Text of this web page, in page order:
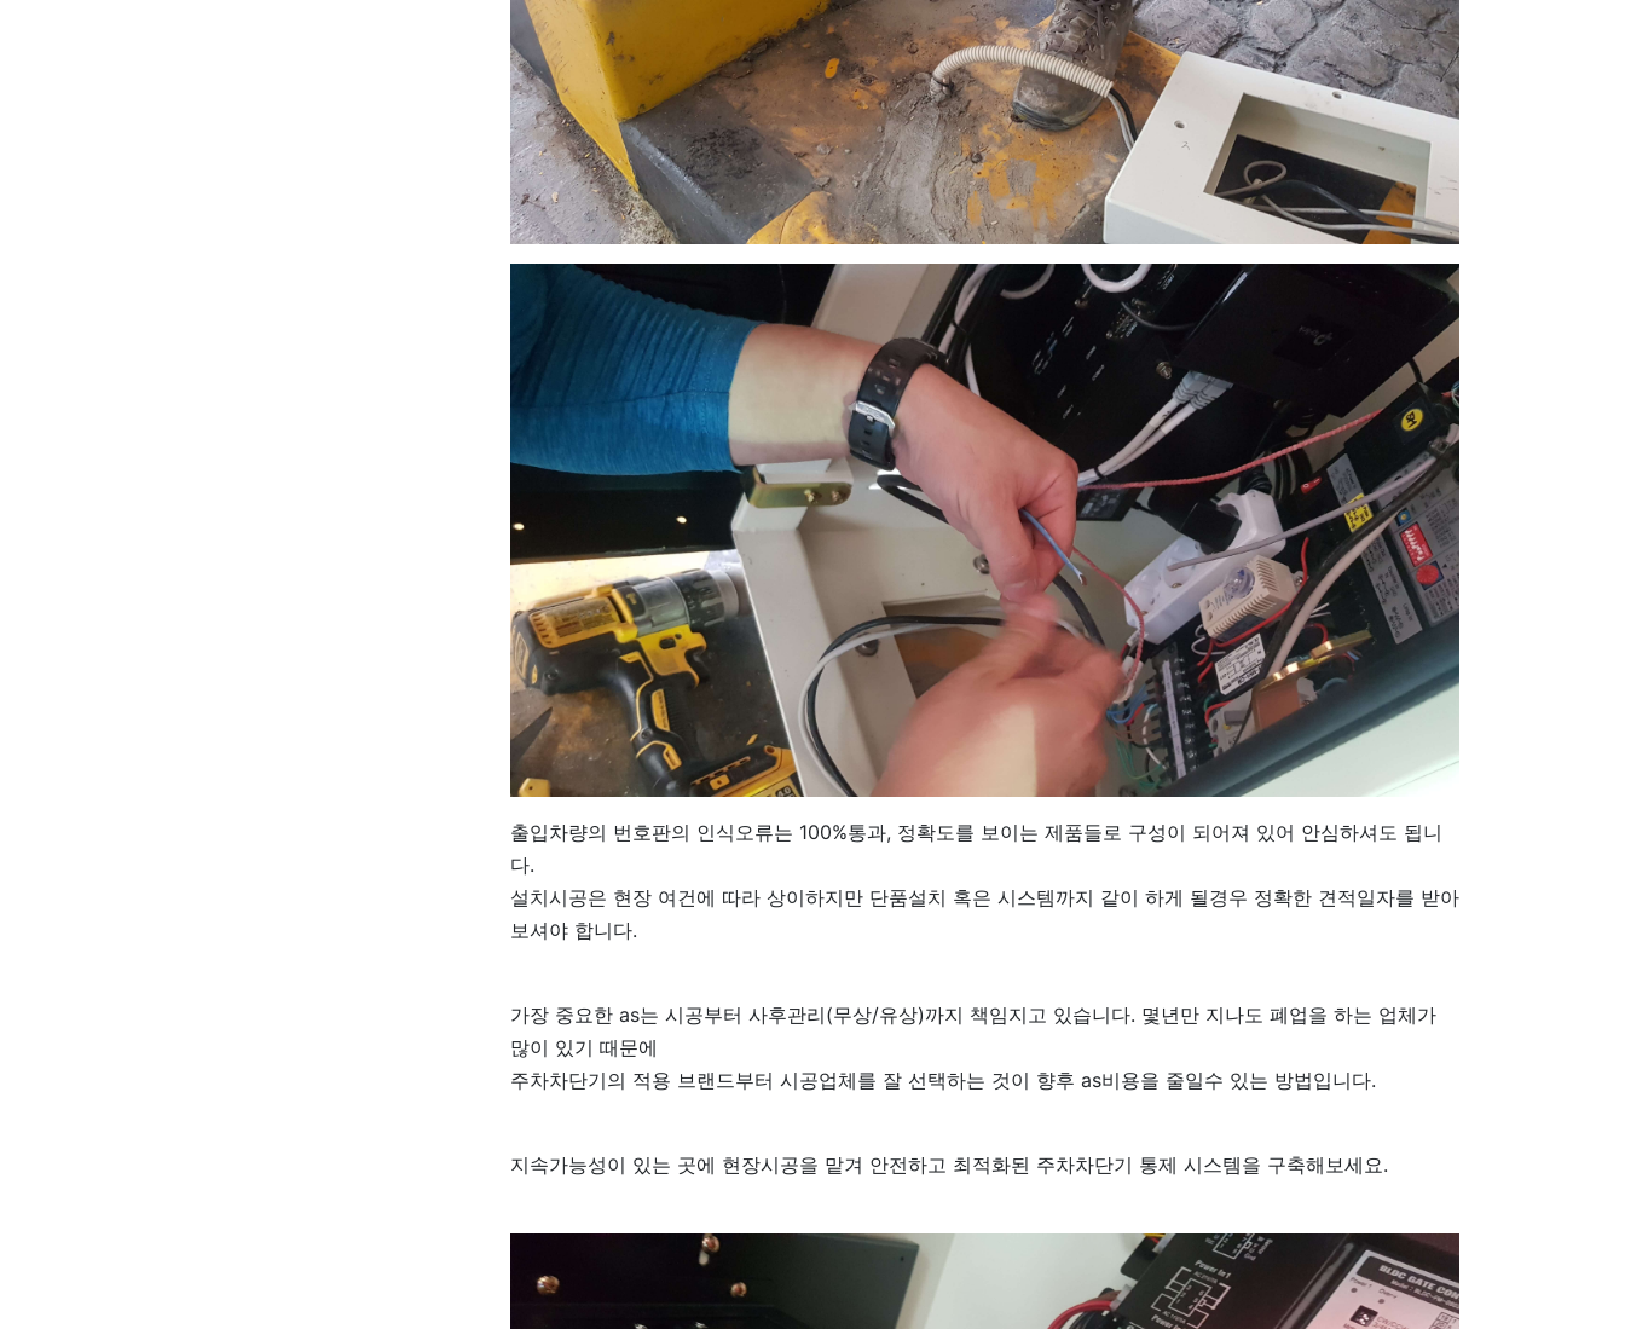
출입차량의 번호판의 인식오류는 100%통과, 정확도를 보이는 제품들로 구성이 되어져 있어 안심하셔도 됩니
다.
설치시공은 현장 여건에 따라 상이하지만 단품설치 혹은 시스템까지 같이 하게 될경우 정확한 견적일자를 받아
보셔야 합니다.
가장 중요한 as는 시공부터 사후관리(무상/유상)까지 책임지고 있습니다. 몇년만 지나도 폐업을 하는 업체가
많이 있기 때문에
주차차단기의 적용 브랜드부터 시공업체를 잘 선택하는 것이 향후 as비용을 줄일수 있는 방법입니다.
지속가능성이 있는 곳에 현장시공을 맡겨 안전하고 최적화된 주차차단기 통제 시스템을 구축해보세요.